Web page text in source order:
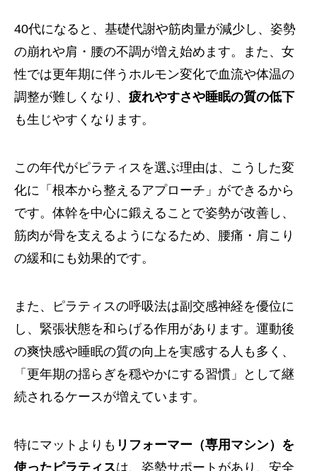
40代になると、基礎代謝や筋肉量が減少し、姿勢
の崩れや肩・腰の不調が増え始めます。また、女
性では更年期に伴うホルモン変化で血流や体温の
調整が難しくなり、 疲れやすさや睡眠の質の低下
も生じやすくなります。
この年代がピラティスを選ぶ理由は、こうした変
化に「根本から整えるアプローチ」ができるから
です。体幹を中心に鍛えることで姿勢が改善し、
筋肉が骨を支えるようになるため、腰痛・肩こり
の緩和にも効果的です。
また、ピラティスの呼吸法は副交感神経を優位に
し、緊張状態を和らげる作用があります。運動後
の爽快感や睡眠の質の向上を実感する人も多く、
「更年期の揺らぎを穏やかにする習慣」として継
続されるケースが増えています。
特にマットよりも リフォーマー（専用マシン）を
使ったピラティスは、姿勢サポートがあり、安全